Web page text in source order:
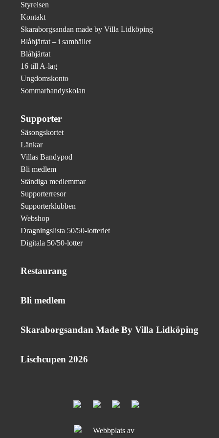
Styrelsen
Kontakt
Skaraborgsandan made by Villa Lidköping
Blåhjärtat – i samhället
Blåhjärtat
16 till A-lag
Ungdomskonto
Sommarbandyskolan
Supporter
Säsongskortet
Länkar
Villas Bandypod
Bli medlem
Ständiga medlemmar
Supporterresor
Supporterklubben
Webshop
Dragningslista 50/50-lotteriet
Digitala 50/50-lotter
Restaurang
Bli medlem
Skaraborgsandan Made By Villa Lidköping
Lischcupen 2026